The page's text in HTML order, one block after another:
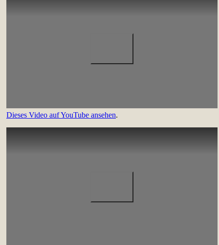
Dieses Video auf YouTube ansehen.